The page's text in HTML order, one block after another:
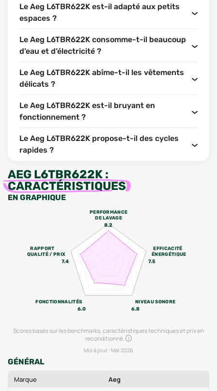
Le Aeg L6TBR622K est-il adapté aux petits
espaces ?
Le Aeg L6TBR622K consomme-t-il beaucoup
d’eau et d’électricité ?
Le Aeg L6TBR622K abîme-t-il les vêtements
délicats ?
Le Aeg L6TBR622K est-il bruyant en
fonctionnement ?
Le Aeg L6TBR622K propose-t-il des cycles
rapides ?
AEG L6TBR622K :
CARACTÉRISTIQUES
EN GRAPHIQUE
PERFORMANCE
DE LAVAGE
8.2
EFFICACITÉ
ÉNERGÉTIQUE
7.5
NIVEAU SONORE
6.8
FONCTIONNALITÉS
6.0
RAPPORT
QUALITÉ / PRIX
7.4
Scores basés sur les benchmarks, caractéristiques techniques et prix en
reconditionné.
Mis à jour : Mai 2026
GÉNÉRAL
Marque
Aeg